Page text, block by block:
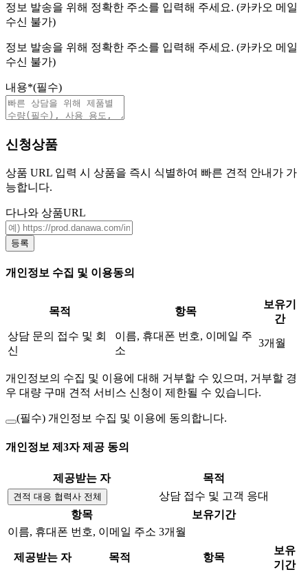
정보 발송을 위해 정확한 주소를 입력해 주세요. (카카오 메일
수신 불가)
정보 발송을 위해 정확한 주소를 입력해 주세요. (카카오 메일
수신 불가)
내용*(필수)
신청상품
상품 URL 입력 시 상품을 즉시 식별하여 빠른 견적 안내가 가
능합니다.
다나와 상품URL
등록
개인정보 수집 및 이용동의
목적 항목
보유기
간
상담 문의 접수 및 회
신
이름, 휴대폰 번호, 이메일 주
소
3개월
개인정보의 수집 및 이용에 대해 거부할 수 있으며, 거부할 경
우 대량 구매 견적 서비스 신청이 제한될 수 있습니다.
(필수) 개인정보 수집 및 이용에 동의합니다.
개인정보 제3자 제공 동의
제공받는 자 목적
견적 대응 협력사 전체
상담 접수 및 고객 응대
항목
보유기간
이름, 휴대폰 번호, 이메일 주소 3개월
제공받는 자 목적 항목
보유
기간